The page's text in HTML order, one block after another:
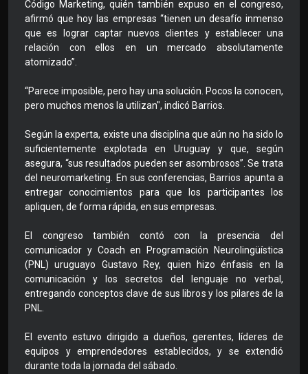
Código Marketing, quién también expuso en el congreso,
afirmó que hoy las empresas “tienen un desafío inmenso
que es lograr captar nuevos clientes y establecer una
relación con ellos en un mercado absolutamente
atomizado”.
“Parece imposible, pero hay una solución. Pocos la conocen,
pero muchos menos la utilizan", indicó Barrios.
Según la experta, existe una disciplina que aún no ha sido lo
suficientemente explotada en Uruguay y que, según
asegura, “sus resultados pueden ser asombrosos”. Se trata
del neuromarketing. En sus conferencias, Barrios apunta a
entregar conocimientos para que los participantes los
apliquen, de forma rápida, en sus empresas.
El congreso también contó con la presencia del
comunicador y Coach en Programación Neurolingüística
(PNL) uruguayo Gustavo Rey, quien hizo énfasis en la
comunicación y los secretos del lenguaje no verbal,
entregando conceptos clave de sus libros y los pilares de la
PNL.
El evento estuvo dirigido a dueños, gerentes, líderes de
equipos y emprendedores establecidos, y se extendió
durante toda la jornada del sábado.